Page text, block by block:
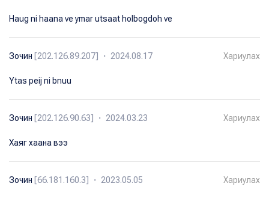
Haug ni haana ve ymar utsaat holbogdoh ve
Зочин [202.126.89.207] ・ 2024.08.17 Хариулах
Ytas peij ni bnuu
Зочин [202.126.90.63] ・ 2024.03.23 Хариулах
Хаяг хаана вээ
Зочин [66.181.160.3] ・ 2023.05.05 Хариулах